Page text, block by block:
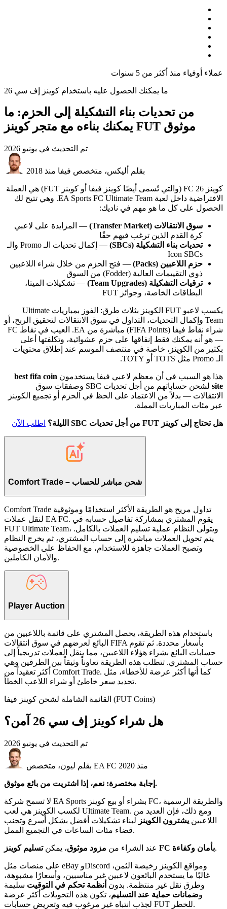
عملاء أوفياء منذ أكثر من 5 سنوات
ما يمكنك الحصول عليه باستخدام كوينز إف سي 26
من تحديات بناء التشكيلة إلى الحزم: ما
يمكنك بناءه مع متجر كوينز FUT موثوق
تم التحديث في يونيو 2026
بقلم أليكس، متخصص فيفا منذ 2018
كوينز FC 26 (والتي تُسمى أيضًا كوينز فيفا أو كوينز FUT) هي العملة
الافتراضية داخل لعبة EA Sports FC Ultimate Team. وهي تتيح لك
الحصول على كل ما هو مهم في ناديك:
سوق الانتقالات (Transfer Market)
— المزايدة على لاعبي
كرة القدم الذين ترغب فيهم حقًا
تحديات بناء التشكيلة (SBCs)
— إكمال تحديات الـ Promo والـ
Icon SBCs
حزم اللاعبين (Packs)
— فتح الحزم من خلال شراء اللاعبين
ذوي التقييمات العالية (Fodder) من السوق
ترقيات التشكيلة (Team Upgrades)
— تشكيلات الميتا،
البطاقات الخاصة، وجوائز FUT
يكسب لاعبو FUT الكوينز بثلاث طرق: الفوز بمباريات Ultimate
Team وإكمال التحديات، التداول في سوق الانتقالات لتحقيق الربح، أو
شراء نقاط فيفا (FIFA Points) مباشرة من EA. العيب في نقاط FC
— هو أنه يمكنك فقط إنفاقها على حزم عشوائية، وتكلفتها أعلى
بكثير من الكوينز، خاصة في منتصف الموسم عند إطلاق محتويات
الـ Promo مثل TOTS أو TOTY.
هذا هو السبب في أن معظم لاعبي فيفا يستخدمون best fifa coin
site
لشحن حساباتهم من أجل تحديات SBC وصفقات سوق
الانتقالات — بدلاً من الاعتماد على الحظ في الحزم أو تجميع الكوينز
عبر مئات المباريات المملة.
هل تحتاج إلى كوينز FUT من أجل تحديات SBC الليلة؟ اطلب الآن
Comfort Trade – شحن مباشر للحساب
Comfort Trade تداول مريح هو الطريقة الأكثر استخدامًا وموثوقية
لنقل عملات EA FC. يقوم المشتري بمشاركة تفاصيل حسابه في
FUT Ultimate Team، ويتولى النظام عملية تسليم العملات بالكامل.
يتم تحويل العملات مباشرة إلى حساب المشتري، ثم يخرج النظام
وتصبح العملات جاهزة للاستخدام، مع الحفاظ على الخصوصية
والأمان الكاملين.
Player Auction
باستخدام هذه الطريقة، يحصل المشتري على قائمة باللاعبين من
البائع لعرضهم في سوق انتقالات FIFA بأسعار محددة. ثم تقوم
حسابات البائع بشراء هؤلاء اللاعبين، مما ينقل العملات تدريجياً إلى
حساب المشتري. تتطلب هذه الطريقة تعاوناً وثيقاً بين الطرفين وهي
أكثر تعقيداً من Comfort Trade. كما أنها أكثر عرضة للأخطاء، مثل
تحديد سعر خاطئ أو شراء اللاعب الخطأ.
القائمة الشاملة لشحن كوينز فيفا (FUT Coins)
هل شراء كوينز إف سي 26 آمن؟
تم التحديث في يونيو 2026
بقلم ليون، متخصص EA FC منذ 2020
إجابة مختصرة: نعم، إذا اشتريت من بائع موثوق.
لا تسمح شركة EA Sports بشراء أو بيع كوينز FC، والطريقة الرسمية
لكسب الكوينز هي لعب Ultimate Team. ومع ذلك، فإن العديد من
اللاعبين يشترون الكوينز لبناء تشكيلات أفضل بشكل أسرع وتجنب
قضاء مئات الساعات في التجميع الممل.
عند الشراء من مزود موثوق، يمكن تسليم كوينز FC بأمان وكفاءة.
على منصات مثل eBay وDiscord ومواقع الكوينز رخيصة الثمن،
غالبًا ما يستخدم البائعون لاعبين غير مناسبين، وأسعارًا مشبوهة،
وطرق نقل غير منتظمة. بدون أنظمة تحكم في التوقيت سليمة
وضمانات حماية عند التسليم، تكون هذه التحويلات أكثر عرضة
لجذب انتباه غير مرغوب فيه وتعريض حسابات FUT للخطر.